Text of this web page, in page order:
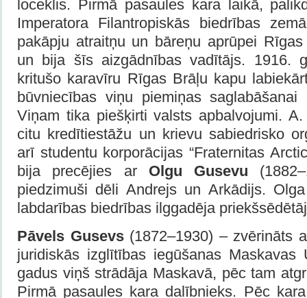
loceklis. Pirmā pasaules kara laikā,
Imperatora Filantropiskās biedrības
pakāpju atraitņu un bāreņu aprūpei
un bija šīs aizgādnības vadītājs. 1916.
kritušo karavīru Rīgas Brāļu kapu
būvniecības viņu piemiņas saglabāšanai
Viņam tika piešķirti valsts apbalvojumi.
citu kredītiestāžu un krievu sabiedrisko
arī studentu korporācijas “Fraternitas
bija precējies ar Olgu Gusevu
piedzimuši dēli Andrejs un Arkādijs.
labdarības biedrības ilggadēja
Pāvels Gusevs(1872–1930) – zvērināts
juridiskās izglītības iegūšanas Maskavas
gadus viņš strādāja Maskavā, pēc tam
Pirmā pasaules kara dalībnieks. Pēc